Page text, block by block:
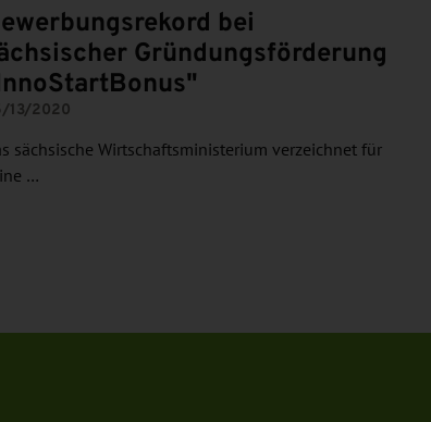
bei
Gründungsförderung
13/2020
sächsische Wirtschaftsministerium verzeichnet für
…